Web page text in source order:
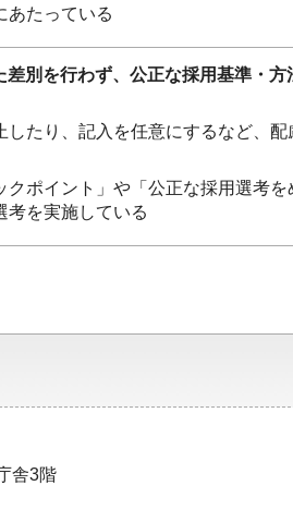
あたっている
別を行わず、公正な採用基準・方
たり、記入を任意にするなど、配
ポイント」や「公正な採用選考を
考を実施している
舎3階